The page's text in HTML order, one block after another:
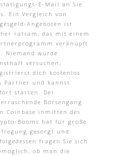
E-Mail an Sie
Ein Vergleich von
Angeboten ist
ratsam, das mit einem
verknüpft
Niemand würde
versuchen,
dich kostenlos
Partner und kannst
starten. Der
Börsengang
Coinbase inmitten des
Booms hat für große
gesorgt und
fragen Sie sich
ob man die